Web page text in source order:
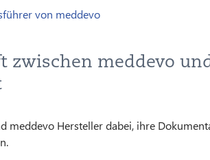
von meddevo
zwischen meddevo
meddevo Hersteller dabei, ihre